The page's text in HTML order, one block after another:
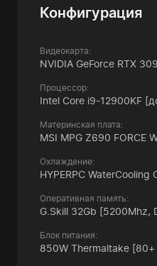
Конфигурация
Видеокарта:
NVIDIA GeForce RTX
Процессор:
Intel Core i9-12900KF
Материнская плата:
MSI MPG Z690 FORCE
Охлаждение:
HYPERPC WaterCooling
Оперативная память:
G.Skill 32Gb [5200Mhz,
Блок питания:
850W Thermaltake [80+